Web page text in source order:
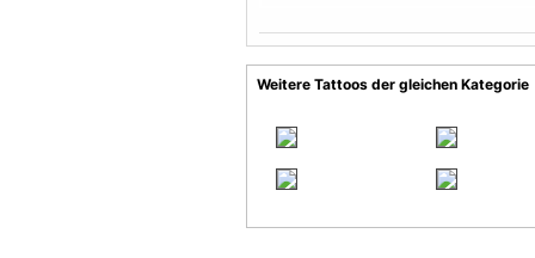
Weitere Tattoos der gleichen Kategorie